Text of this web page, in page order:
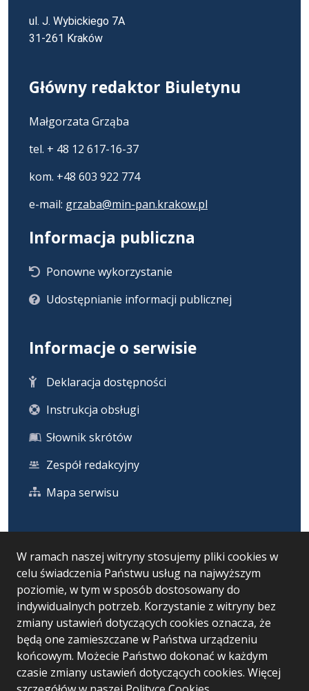
W ramach naszej witryny stosujemy pliki cookies w
celu świadczenia Państwu usług na najwyższym
poziomie, w tym w sposób dostosowany do
indywidualnych potrzeb. Korzystanie z witryny bez
zmiany ustawień dotyczących cookies oznacza, że
będą one zamieszczane w Państwa urządzeniu
końcowym. Możecie Państwo dokonać w każdym
czasie zmiany ustawień dotyczących cookies. Więcej
ul. J. Wybickiego 7A
31-261 Kraków
Główny redaktor Biuletynu
Małgorzata Grząba
tel. + 48 12 617-16-37
kom. +48 603 922 774
e-mail: grzaba@min-pan.krakow.pl
Informacja publiczna
Ponowne wykorzystanie
Udostępnianie informacji publicznej
Informacje o serwisie
Deklaracja dostępności
Instrukcja obsługi
Słownik skrótów
Zespół redakcyjny
Mapa serwisu
Statystyki oglądalności
Ostatnio dodane
Polityka prywatności